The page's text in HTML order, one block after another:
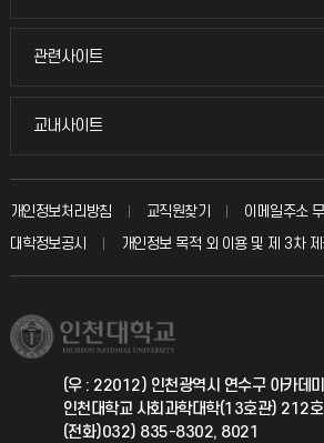
입학안내
취업정보(학생)
묻고 답하기
칭찬마당
학생서비스 지킴이
관련사이트
관련사이트
국방헬프콜
총동문회
교내사이트
교내사이트
교수회
교육혁신본부
국제지원과
공자아카데미
개인정보처리방침 교직원찾기
이메일주소
대학정보공시
개인정보 목적 외 이용 및 제 3차
(우 : 22012) 인천광역시 연수구 아카데
인천대학교 사회과학대학(13호관) 212호
(전화)032) 835-8302, 8021